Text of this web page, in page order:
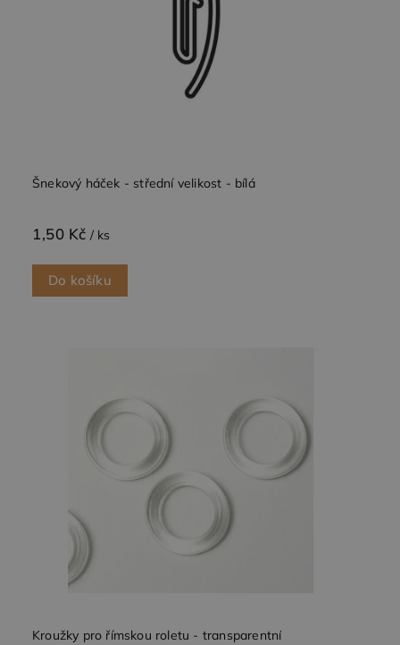
Šnekový háček - střední velikost - bílá
1,50 Kč / ks
Do košíku
Kroužky pro římskou roletu - transparentní